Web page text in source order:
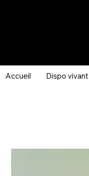
Accueil Dispo vivant